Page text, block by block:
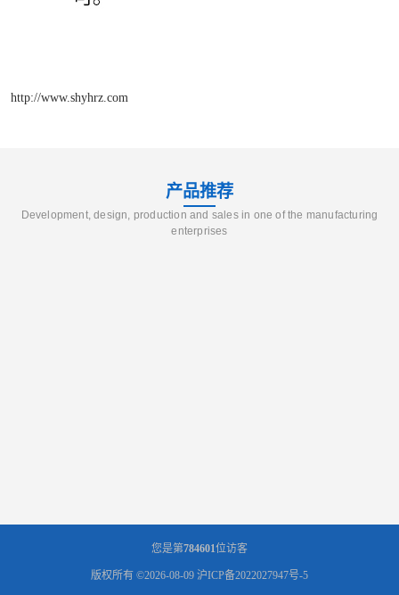
http://www.shyhrz.com
产品推荐
Development, design, production and sales in one of the manufacturing
enterprises
您是第784601位访客
版权所有 ©2026-08-09 沪ICP备2022027947号-5